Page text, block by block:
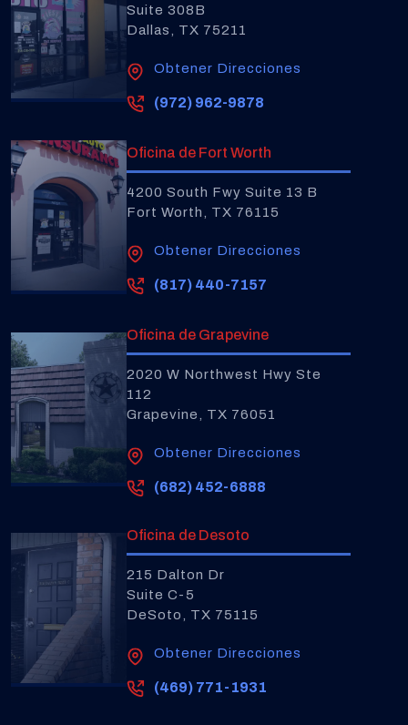
Suite 308B
Dallas, TX 75211
Obtener Direcciones
(972) 962-9878
Oficina de Fort Worth
4200 South Fwy Suite 13 B
Fort Worth, TX 76115
Obtener Direcciones
(817) 440-7157
Oficina de Grapevine
2020 W Northwest Hwy Ste
112
Grapevine, TX 76051
Obtener Direcciones
(682) 452-6888
Oficina de Desoto
215 Dalton Dr
Suite C-5
DeSoto, TX 75115
Obtener Direcciones
(469) 771-1931